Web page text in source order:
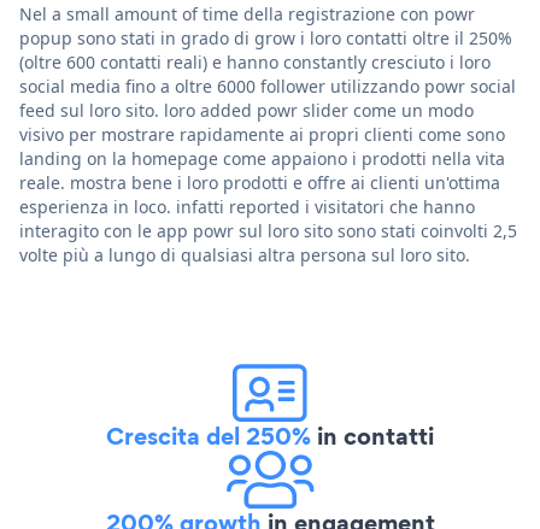
Nel a small amount of time della registrazione con powr
popup sono stati in grado di grow i loro contatti oltre il 250%
(oltre 600 contatti reali) e hanno constantly cresciuto i loro
social media fino a oltre 6000 follower utilizzando powr social
feed sul loro sito. loro added powr slider come un modo
visivo per mostrare rapidamente ai propri clienti come sono
landing on la homepage come appaiono i prodotti nella vita
reale. mostra bene i loro prodotti e offre ai clienti un'ottima
esperienza in loco. infatti reported i visitatori che hanno
interagito con le app powr sul loro sito sono stati coinvolti 2,5
volte più a lungo di qualsiasi altra persona sul loro sito.
Crescita del 250% in contatti